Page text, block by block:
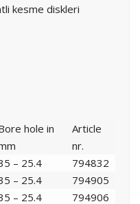
kesme diskleri
hole in
Article
nr.
– 25.4
794832
– 25.4
794905
– 25.4 794906